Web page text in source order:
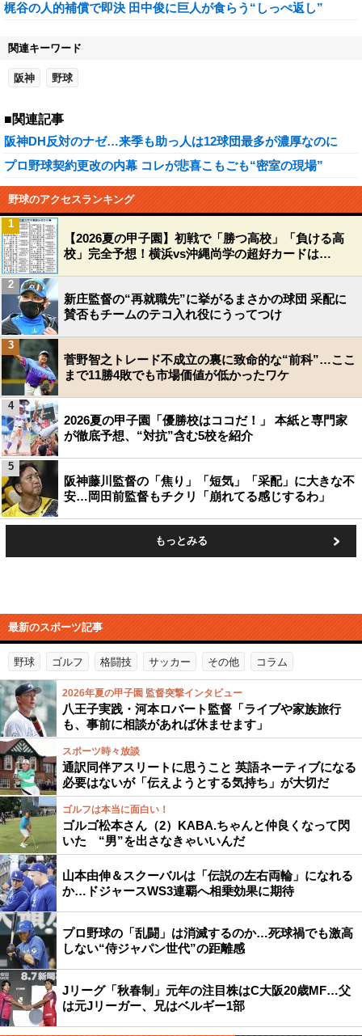
梶谷の人的補償で即決 田中俊に巨人が食らう“しっぺ返し”
関連キーワード
阪神 野球
■関連記事
阪神DH反対のナゼ…来季も助っ人は12球団最多が濃厚なのに
プロ野球契約更改の内幕 コレが悲喜こもごも“密室の現場”
野球のアクセスランキング
【2026夏の甲子園】初戦で「勝つ高校」「負ける高
校」完全予想！横浜vs沖縄尚学の超好カードは…
1
新庄監督の“再就職先”に挙がるまさかの球団 采配に
賛否もチームのテコ入れ役にうってつけ
2
菅野智之トレード不成立の裏に致命的な“前科”…ここ
まで11勝4敗でも市場価値が低かったワケ
3
2026夏の甲子園「優勝校はココだ！」 本紙と専門家
が徹底予想、“対抗”含む5校を紹介
4
阪神藤川監督の「焦り」「短気」「采配」に大きな不
安…岡田前監督もチクリ「崩れてる感じするわ」
5
もっとみる
最新のスポーツ記事
野球 ゴルフ 格闘技 サッカー その他 コラム
2026年夏の甲子園 監督突撃インタビュー
八王子実践・河本ロバート監督「ライブや家族旅行
も、事前に相談があれば休ませます」
スポーツ時々放談
通訳同伴アスリートに思うこと 英語ネーティブになる
必要はないが「伝えようとする気持ち」が大切だ
ゴルフは本当に面白い！
ゴルゴ松本さん（2）KABA.ちゃんと仲良くなって閃
いた “男”を出さなきゃいいんだ
山本由伸＆スクーバルは「伝説の左右両輪」になれる
か…ドジャースWS3連覇へ相乗効果に期待
プロ野球の「乱闘」は消滅するのか…死球禍でも激高
しない“侍ジャパン世代”の距離感
Jリーグ「秋春制」元年の注目株はC大阪20歳MF…父
は元Jリーガー、兄はベルギー1部